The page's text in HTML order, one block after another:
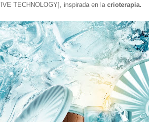
TECHNOLOGY], inspirada en la crioterapia.